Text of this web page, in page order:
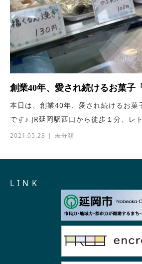
創業40年、愛され続けるお菓子
本日は、創業40年、愛され続けるお菓
です♪ JR延岡駅西口から徒歩１分、レ
2021.05.28 未分類
L I N K